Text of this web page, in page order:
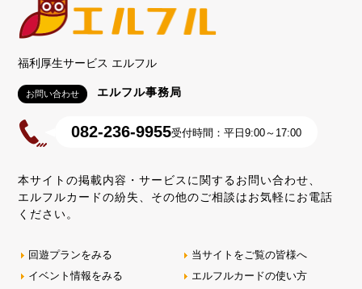
福利厚生サービス エルフル
お問い合わせ エルフル事務局
082-236-9955受付時間：平日9:00～17:00
本サイトの掲載内容・サービスに関するお問い合わせ、
エルフルカードの紛失、その他のご相談はお気軽にお電話
ください。
回遊プランをみる
イベント情報をみる
当サイトをご覧の皆様へ
エルフルカードの使い方